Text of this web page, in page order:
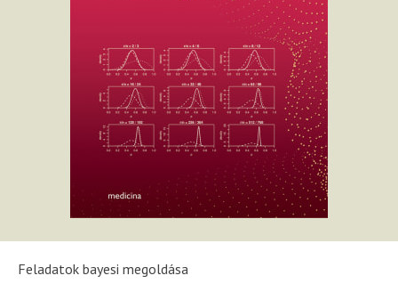
Feladatok bayesi megoldása